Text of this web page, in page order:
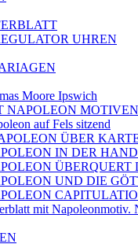
UHREN
Moore Ipswich
NAPOLEON MOTIVEN
auf Fels sitzend
ÜBER
IN DER
ÜBERQUERT
UND DIE
mit Napoleonmotiv.